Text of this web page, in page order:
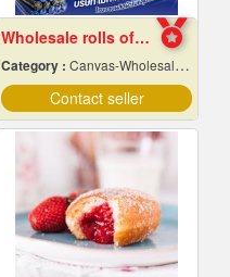
Wholesale rolls of canvas, wholesale price
Category : Canvas-Wholesale & Manufacturers
Contact seller